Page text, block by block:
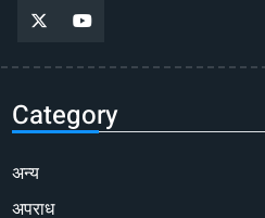
Category
अन्य
अपराध